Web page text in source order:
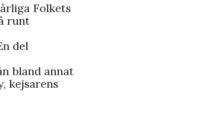
Folkets
runt
del
bland annat
kejsarens